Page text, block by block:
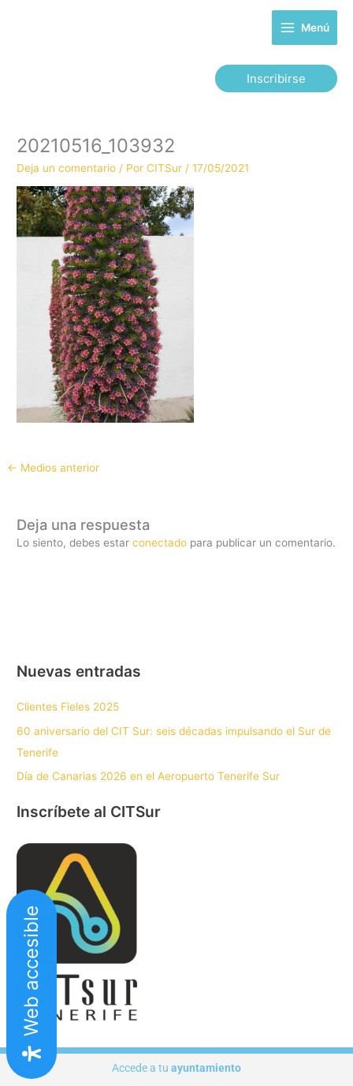
Menú
Inscribirse
20210516_103932
Deja un comentario / PorCITSur /17/05/2021
← Medios anterior
Deja una respuesta
Lo siento, debes estarconectado para publicar un comentario.
Nuevas entradas
Clientes Fieles 2025
60 aniversario del CIT Sur: seis décadas impulsando el Sur de
Tenerife
Día de Canarias 2026 en el Aeropuerto Tenerife Sur
Inscríbete al CITSur
Accede a tu ayuntamiento
Web accesible